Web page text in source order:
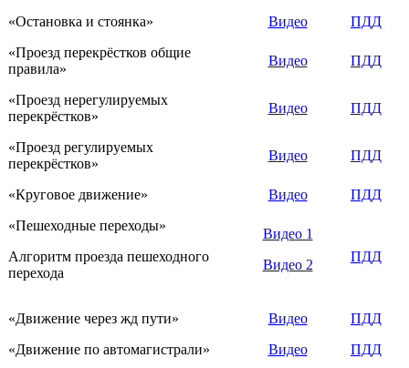
«Остановка и стоянка» Видео
ПДД
«Проезд перекрёстков общие
правила»
Видео ПДД
«Проезд нерегулируемых
перекрёстков»
Видео ПДД
«Проезд регулируемых
перекрёстков»
Видео ПДД
«Круговое движение» Видео
ПДД
«Пешеходные переходы»
Алгоритм проезда пешеходного
перехода
Видео 1
Видео 2
ПДД
«Движение через жд пути» Видео
ПДД
«Движение по автомагистрали»
Видео
ПДД